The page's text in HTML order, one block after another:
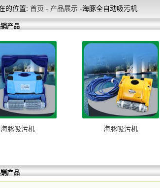
的位置: 首页 - 产品展示 -海豚全自动吸污机
产品
海豚吸污机 海豚吸污机
产品